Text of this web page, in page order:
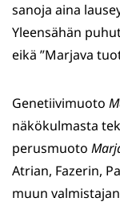
sanoja aina
Yleensähän
eikä ”Marjava
Genetiivimuoto
näkökulmasta
perusmuoto
Atrian, Fazerin,
muun